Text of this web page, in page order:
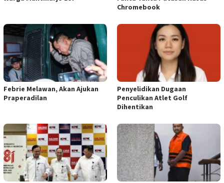
Chromebook
Febrie Melawan, Akan Ajukan
Praperadilan
Penyelidikan Dugaan
Penculikan Atlet Golf
Dihentikan